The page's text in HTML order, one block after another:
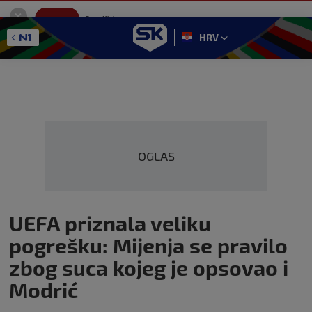
SportKlub
GET - On the Google Play
Instaliraj
HRV
OGLAS
UEFA priznala veliku
pogrešku: Mijenja se pravilo
zbog suca kojeg je opsovao i
Modrić